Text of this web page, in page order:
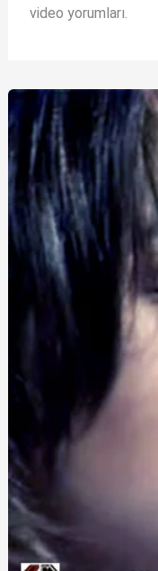
video yorumları.